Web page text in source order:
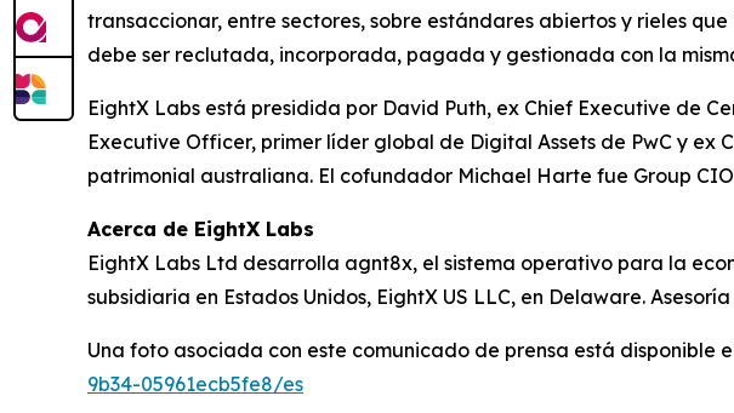
transaccionar, entre sectores, sobre estándares abiertos y rieles
debe ser reclutada, incorporada, pagada y gestionada con la
EightX Labs está presidida por David Puth, ex Chief Executive de
Executive Officer, primer líder global de Digital Assets de PwC y
patrimonial australiana. El cofundador Michael Harte fue Group
Acerca de EightX Labs
EightX Labs Ltd desarrolla agnt8x, el sistema operativo para la
subsidiaria en Estados Unidos, EightX US LLC, en Delaware.
Una foto asociada con este comunicado de prensa está disponible
9b34-05961ecb5fe8/es